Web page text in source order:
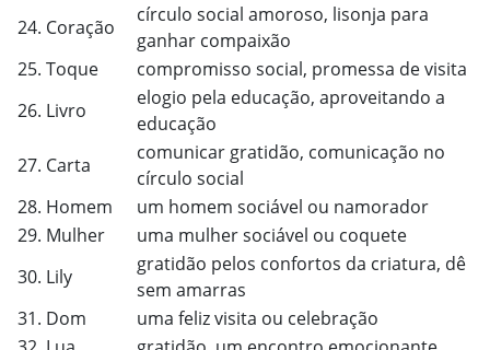
24. Coração
círculo social amoroso, lisonja para
ganhar compaixão
25. Toque
compromisso social, promessa de visita
26. Livro
elogio pela educação, aproveitando a
educação
27. Carta
comunicar gratidão, comunicação no
círculo social
28. Homem
um homem sociável ou namorador
29. Mulher
uma mulher sociável ou coquete
30. Lily
gratidão pelos confortos da criatura, dê
sem amarras
31. Dom
uma feliz visita ou celebração